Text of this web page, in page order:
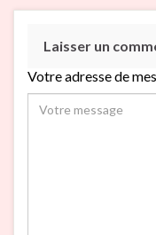
Laisser un
Votre adresse de